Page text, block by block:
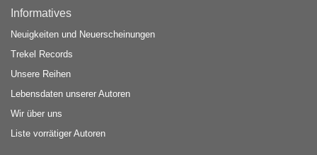
Informatives
Neuigkeiten und Neuerscheinungen
Trekel Records
Unsere Reihen
Lebensdaten unserer Autoren
Wir über uns
Liste vorrätiger Autoren